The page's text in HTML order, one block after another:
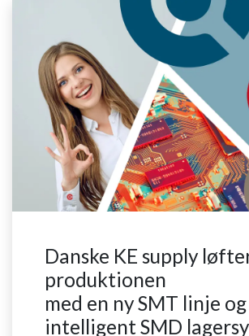
Danske KE supply
produktionen
med en ny SMT linje
intelligent SMD